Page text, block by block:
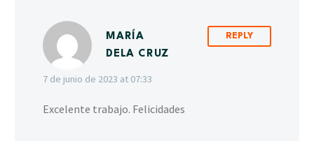
MARÍA
DELA CRUZ
7 de junio de 2023 at 07:33
REPLY
Excelente trabajo. Felicidades